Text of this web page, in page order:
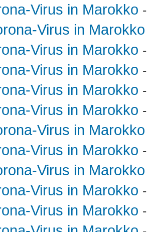
Virus in Marokko
Virus in Marokko
Virus in Marokko
Virus in Marokko
Virus in Marokko
Virus in Marokko
Virus in Marokko
Virus in Marokko
Virus in Marokko
Virus in Marokko
Virus in Marokko